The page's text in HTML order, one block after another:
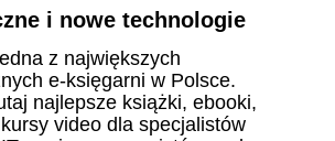
i nowe technologie
z największych
e-księgarni w Polsce.
najlepsze książki, ebooki,
video dla specjalistów